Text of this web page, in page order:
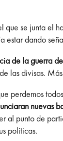
que se junta el
estar dando
de la guerra
las divisas.
perdemos
nuevas
punto de
políticas.